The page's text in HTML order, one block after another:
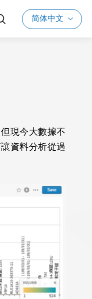
简体中文
現今大數據不
資料分析從過